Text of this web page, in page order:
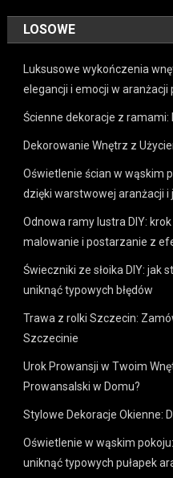
LOSOWE
Luksusowe wykończenia
elegancji i emocji w aranżacji
Ścienne dekoracje z
Dekorowanie Wnętrz z
Oświetlenie ścian w wąskim
dzięki warstwowej aranżacji
Odnowa ramy lustra DIY:
malowanie i postarzanie z
Świeczniki ze słoika DIY: jak
uniknąć typowych błędów
Trawa z rolki Szczecin:
Szczecinie
Urok Prowansji w Twoim
Prowansalski w Domu?
Stylowe Dekoracje Okienne:
Oświetlenie w wąskim
uniknąć typowych pułapek